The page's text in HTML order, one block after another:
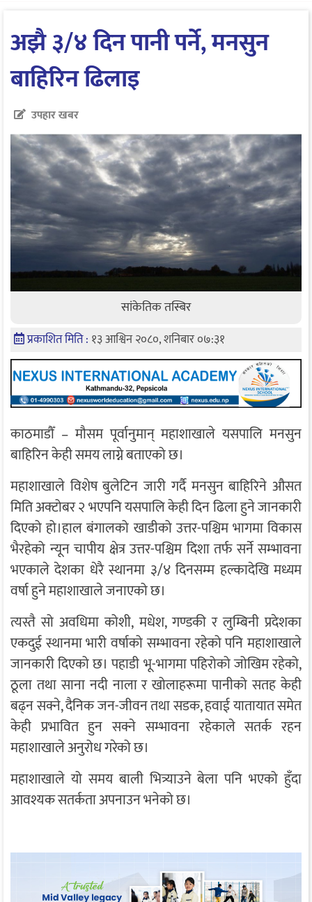
अझै ३/४ दिन पानी पर्ने, मनसुन
बाहिरिन ढिलाइ
उपहार खबर
सांकेतिक तस्बिर
प्रकाशित मिति : १३ आश्विन २०८०, शनिबार ०७:३१
काठमाडौँ – मौसम पूर्वानुमान् महाशाखाले यसपालि मनसुन
बाहिरिन केही समय लाग्ने बताएको छ।
महाशाखाले विशेष बुलेटिन जारी गर्दै मनसुन बाहिरिने औसत
मिति अक्टोबर २ भएपनि यसपालि केही दिन ढिला हुने जानकारी
दिएको हो।हाल बंगालको खाडीको उत्तर-पश्चिम भागमा विकास
भैरहेको न्यून चापीय क्षेत्र उत्तर-पश्चिम दिशा तर्फ सर्ने सम्भावना
भएकाले देशका धेरै स्थानमा ३/४ दिनसम्म हल्कादेखि मध्यम
वर्षा हुने महाशाखाले जनाएको छ।
त्यस्तै सो अवधिमा कोशी, मधेश, गण्डकी र लुम्बिनी प्रदेशका
एकदुई स्थानमा भारी वर्षाको सम्भावना रहेको पनि महाशाखाले
जानकारी दिएको छ। पहाडी भू-भागमा पहिरोको जोखिम रहेको,
ठूला तथा साना नदी नाला र खोलाहरूमा पानीको सतह केही
बढ्न सक्ने, दैनिक जन-जीवन तथा सडक, हवाई यातायात समेत
केही प्रभावित हुन सक्ने सम्भावना रहेकाले सतर्क रहन
महाशाखाले अनुरोध गरेको छ।
महाशाखाले यो समय बाली भित्र्याउने बेला पनि भएको हुँदा
आवश्यक सतर्कता अपनाउन भनेको छ।